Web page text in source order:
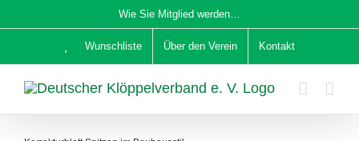
Inhalt
Wie Sie Mitglied werden…
Wunschliste Über den Verein Kontakt